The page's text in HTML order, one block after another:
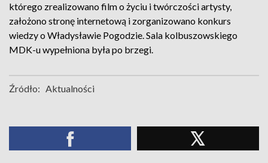
którego zrealizowano film o życiu i twórczości artysty,
założono stronę internetową i zorganizowano konkurs
wiedzy o Władysławie Pogodzie. Sala kolbuszowskiego
MDK-u wypełniona była po brzegi.
Źródło: Aktualności